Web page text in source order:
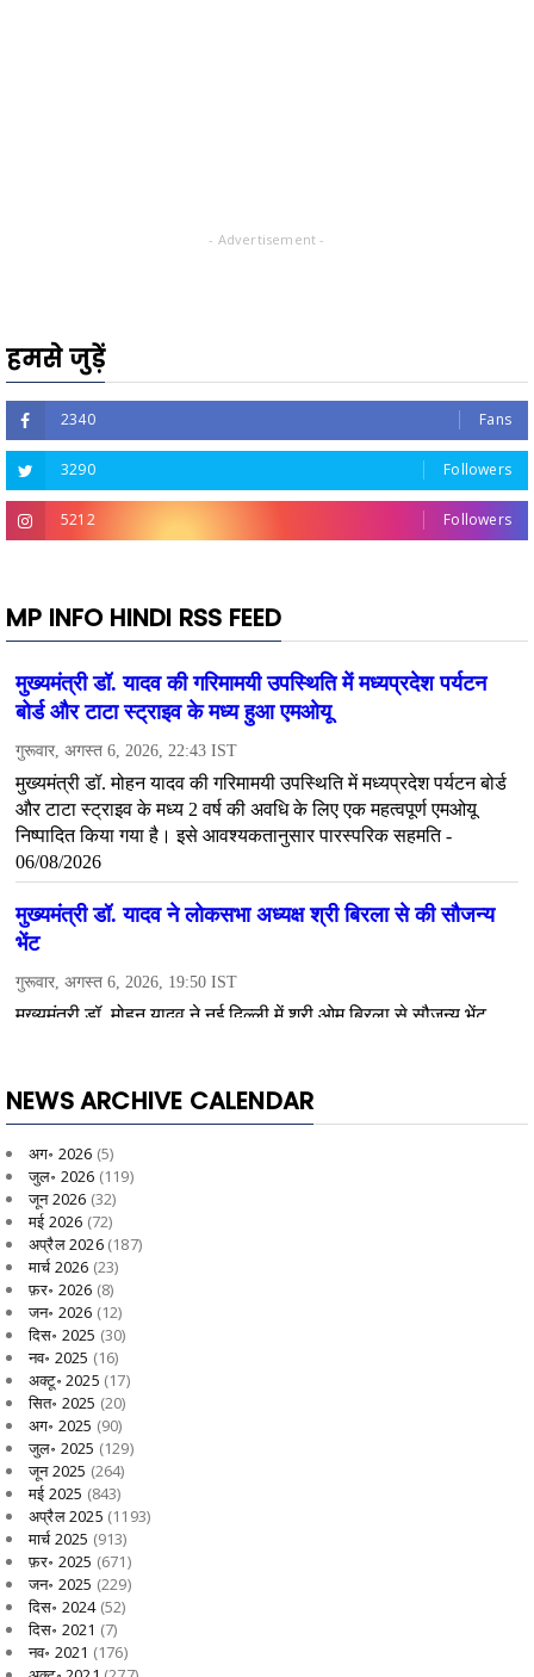
- Advertisement -
हमसे जुड़ें
2340 Fans
3290 Followers
5212 Followers
MP INFO HINDI RSS FEED
NEWS ARCHIVE CALENDAR
अग॰ 2026 (5)
जुल॰ 2026 (119)
जून 2026 (32)
मई 2026 (72)
अप्रैल 2026(187)
मार्च 2026 (23)
फ़र॰ 2026 (8)
जन॰ 2026 (12)
दिस॰ 2025 (30)
नव॰ 2025 (16)
अक्टू॰ 2025 (17)
सित॰ 2025 (20)
अग॰ 2025 (90)
जुल॰ 2025 (129)
जून 2025 (264)
मई 2025 (843)
अप्रैल 2025 (1193)
मार्च 2025 (913)
फ़र॰ 2025 (671)
जन॰ 2025 (229)
दिस॰ 2024(52)
दिस॰ 2021 (7)
नव॰ 2021 (176)